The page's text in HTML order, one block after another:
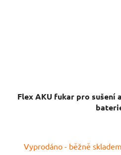
Flex AKU fukar pro sušení
Vyprodáno - běžně